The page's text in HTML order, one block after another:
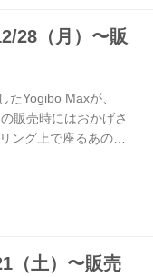
28（月）〜販
たYogibo Maxが、
販売時にはおかげさ
ング上で座るあの
を是非、この機会
RIZIN Champion
（土）〜販売